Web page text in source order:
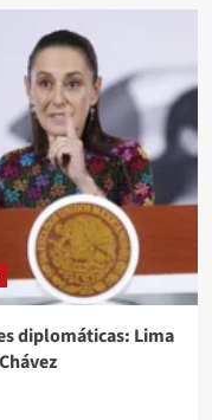
diplomáticas: Lima